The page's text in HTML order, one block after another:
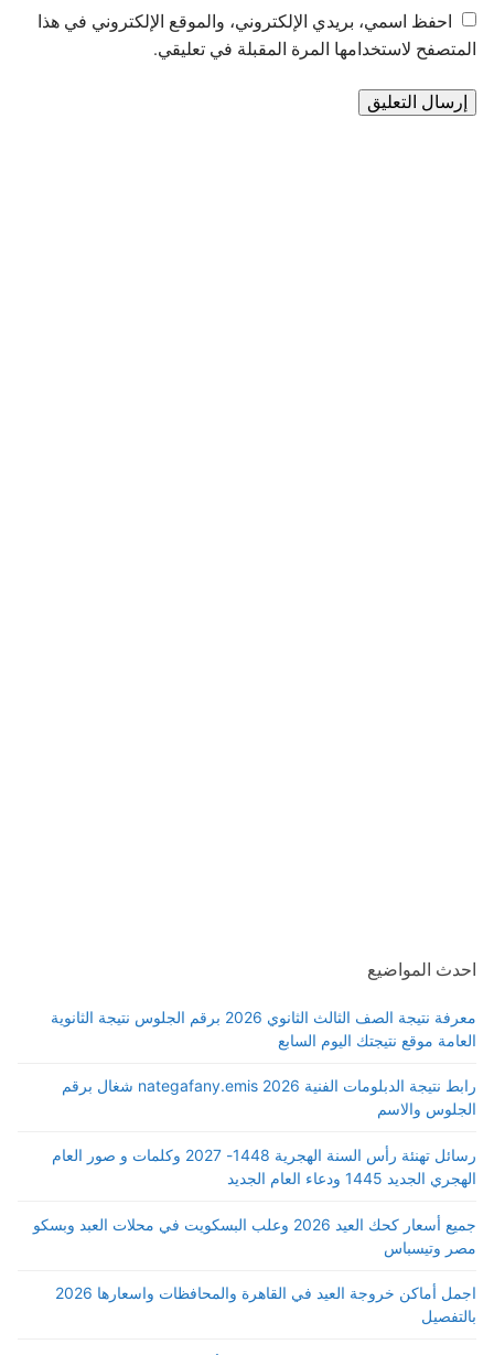
احفظ اسمي، بريدي الإلكتروني، والموقع الإلكتروني في هذا
المتصفح لاستخدامها المرة المقبلة في تعليقي.
احدث المواضيع
معرفة نتيجة الصف الثالث الثانوي 2026 برقم الجلوس نتيجة الثانوية
العامة موقع نتيجتك اليوم السابع
رابط نتيجة الدبلومات الفنية 2026 nategafany.emis شغال برقم
الجلوس والاسم
رسائل تهنئة رأس السنة الهجرية 1448- 2027 وكلمات و صور العام
الهجري الجديد 1445 ودعاء العام الجديد
جميع أسعار كحك العيد 2026 وعلب البسكويت في محلات العبد وبسكو
مصر وتيسباس
اجمل أماكن خروجة العيد في القاهرة والمحافظات واسعارها 2026
بالتفصيل